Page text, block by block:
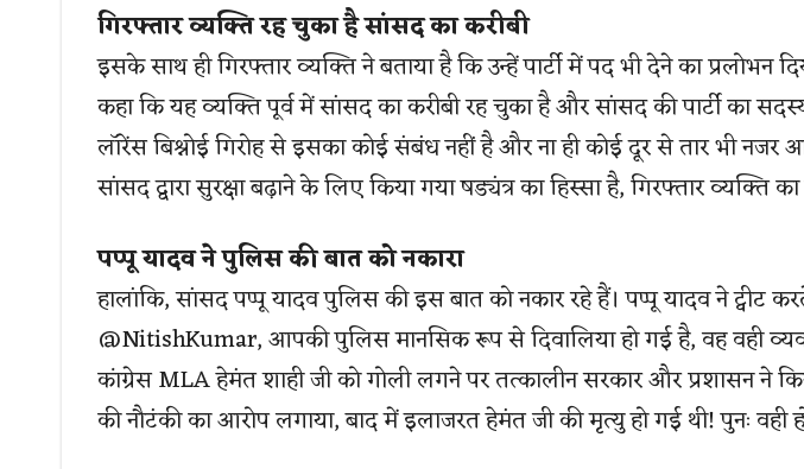
गिरफ्तार व्यक्ति रह चुका है सांसद का करीबी
इसके साथ ही गिरफ्तार व्यक्ति ने बताया है कि उन्हें पार्टी में पद भी देने का प्रलोभन
कहा कि यह व्यक्ति पूर्व में सांसद का करीबी रह चुका है और सांसद की पार्टी का
लॉरेंस बिश्नोई गिरोह से इसका कोई संबंध नहीं है और ना ही कोई दूर से तार भी नजर
सांसद द्वारा सुरक्षा बढ़ाने के लिए किया गया षड्यंत्र का हिस्सा है, गिरफ्तार व्यक्ति का
पप्पू यादव ने पुलिस की बात को नकारा
हालांकि, सांसद पप्पू यादव पुलिस की इस बात को नकार रहे हैं। पप्पू यादव ने ट्वीट
@NitishKumar, आपकी पुलिस मानसिक रूप से दिवालिया हो गई है, वह वही
कांग्रेस MLA हेमंत शाही जी को गोली लगने पर तत्कालीन सरकार और प्रशासन ने
की नौटंकी का आरोप लगाया, बाद में इलाजरत हेमंत जी की मृत्यु हो गई थी! पुनः वही